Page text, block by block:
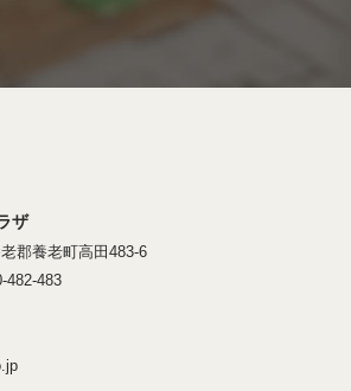
ザ
郡養老町高田483-6
482-483